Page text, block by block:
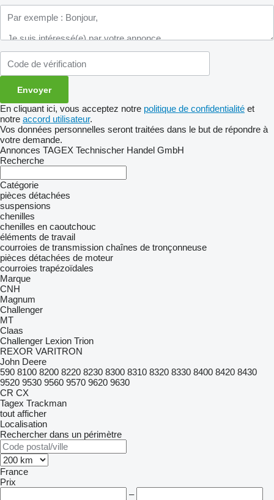
En cliquant ici, vous acceptez notre politique de confidentialité et
notre accord utilisateur.
Vos données personnelles seront traitées dans le but de répondre à
votre demande.
Annonces TAGEX Technischer Handel GmbH
Recherche
Catégorie
pièces détachées
suspensions
chenilles
chenilles en caoutchouc
éléments de travail
courroies de transmission chaînes de tronçonneuse
pièces détachées de moteur
courroies trapézoïdales
Marque
CNH
Magnum
Challenger
MT
Claas
Challenger Lexion Trion
REXOR VARITRON
John Deere
590 8100 8200 8220 8230 8300 8310 8320 8330 8400 8420 8430
9520 9530 9560 9570 9620 9630
CR CX
Tagex Trackman
tout afficher
Localisation
Rechercher dans un périmètre
France
Prix
–